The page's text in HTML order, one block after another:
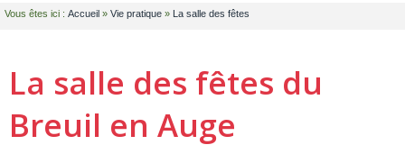
Vous êtes ici : Accueil » Vie pratique » La salle des fêtes
La salle des fêtes du
Breuil en Auge